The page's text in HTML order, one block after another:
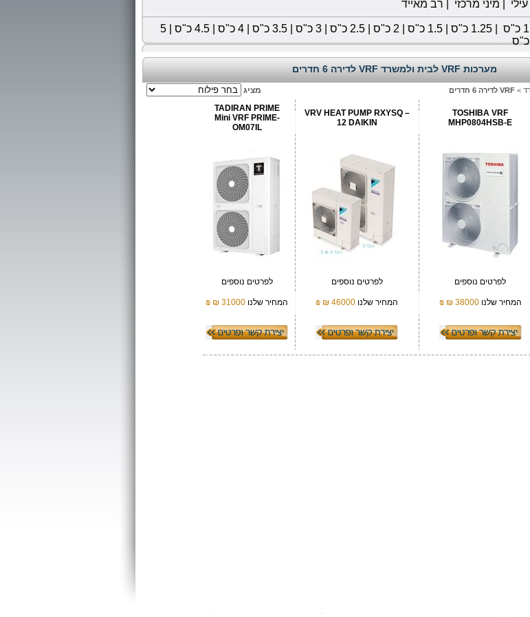
עילי מיני מרכזי רב מאייד
1 כ"ס 1.25 כ"ס 1.5 כ"ס 2 כ"ס 2.5 כ"ס 3 כ"ס 3.5 כ"ס 4 כ"ס 4.5 כ"ס
5
כ"ס
מערכות VRF לבית ולמשרד VRF לדירה 6 חדרים
> VRF לדירה 6 חדרים מציג
TOSHIBA VRF
MHP0804HSB-E
לפרטים נוספים
המחיר שלנו38000 ₪
₪
VRV HEAT PUMP RXYSQ –
12 DAIKIN
לפרטים נוספים
המחיר שלנו 46000 ₪
₪
TADIRAN PRIME
Mini VRF PRIME-
OM07IL
לפרטים נוספים
המחיר שלנו 31000 ₪
₪